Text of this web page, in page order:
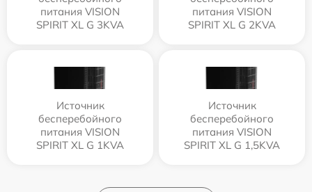
питания VISION
SPIRIT XL G 3KVA
питания VISION
SPIRIT XL G 2KVA
Источник
бесперебойного
питания VISION
SPIRIT XL G 1KVA
Источник
бесперебойного
питания VISION
SPIRIT XL G 1,5KVA